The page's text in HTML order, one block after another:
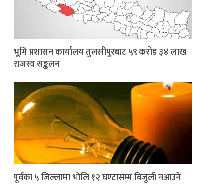
भूमि प्रशासन कार्यालय तुलसीपुरबाट ५९ करोड ३४ लाख
राजस्व सङ्कलन
पूर्वका ५ जिल्लामा भाेलि १२ घण्टासम्म बिजुली नआउने